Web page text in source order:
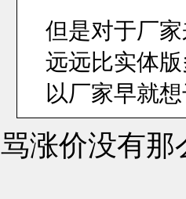
但是对于厂
远远比实体
以厂家早就
骂涨价没有